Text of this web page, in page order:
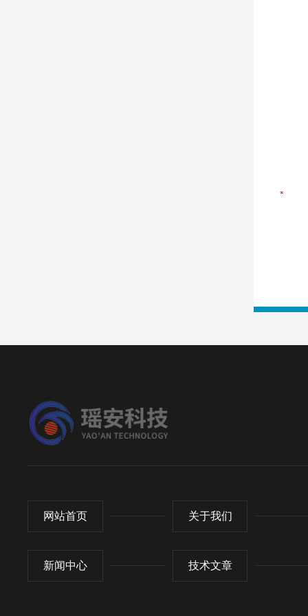
网站首页 关于我们
新闻中心 技术文章